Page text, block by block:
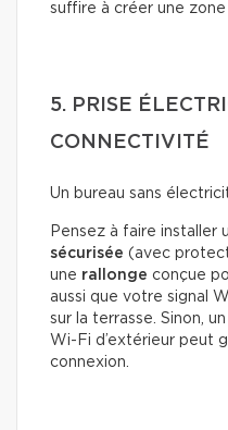
suffire à créer une
5. PRISE
CONNECTIVITÉ
Un bureau sans
Pensez à faire installer
sécurisée (avec
une rallonge conçue
aussi que votre signal
sur la terrasse. Sinon,
Wi-Fi d’extérieur peut
connexion.